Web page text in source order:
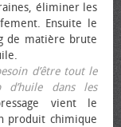
éliminer les
Ensuite le
de matière brute
d’être tout le
dans les
vient le
produit chimique